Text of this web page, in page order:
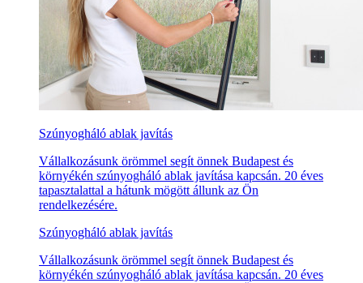
Szúnyogháló ablak javítás
Vállalkozásunk örömmel segít önnek Budapest és
környékén szúnyogháló ablak javítása kapcsán. 20 éves
tapasztalattal a hátunk mögött állunk az Ön
rendelkezésére.
Szúnyogháló ablak javítás
Vállalkozásunk örömmel segít önnek Budapest és
környékén szúnyogháló ablak javítása kapcsán. 20 éves